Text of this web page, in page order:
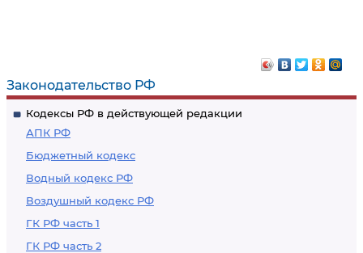
Законодательство РФ
Кодексы РФ в действующей редакции
АПК РФ
Бюджетный кодекс
Водный кодекс РФ
Воздушный кодекс РФ
ГК РФ часть 1
ГК РФ часть 2